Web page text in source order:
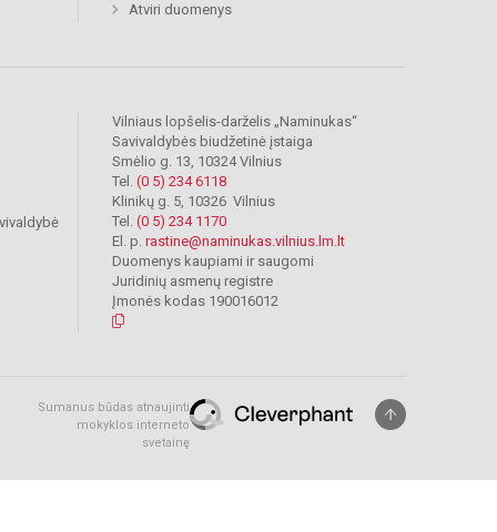
Atviri duomenys
Vilniaus lopšelis-darželis „Naminukas“
Savivaldybės biudžetinė įstaiga
Smėlio g. 13, 10324 Vilnius
Tel. (0 5) 234 6118
Klinikų g. 5, 10326 Vilnius
Tel. (0 5) 234 1170
El. p. rastine@naminukas.vilnius.lm.lt
Duomenys kaupiami ir saugomi
Juridinių asmenų registre
Įmonės kodas 190016012
Sumanus būdas atnaujinti
mokyklos interneto
svetainę